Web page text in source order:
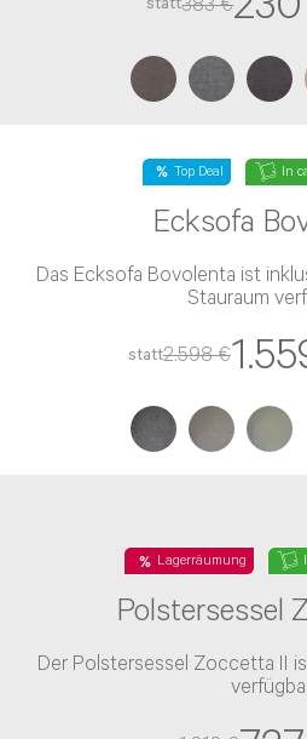
Lagerräumung
Die Wohnlandschaft Morena
Schlaffunktion und einem